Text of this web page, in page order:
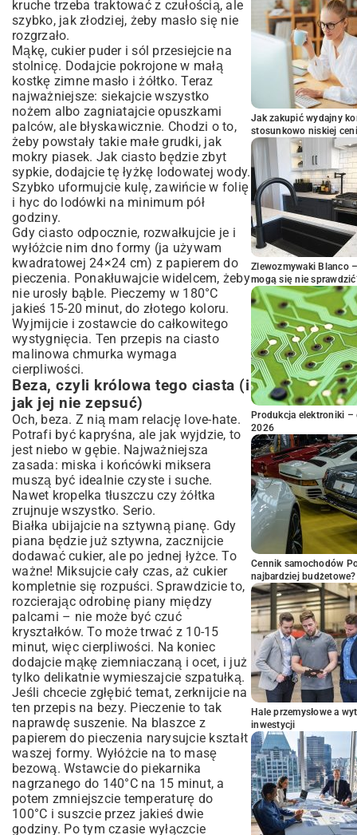
kruche trzeba traktować z czułością, ale
szybko, jak złodziej, żeby masło się nie
rozgrzało.
Mąkę, cukier puder i sól przesiejcie na
stolnicę. Dodajcie pokrojone w małą
kostkę zimne masło i żółtko. Teraz
najważniejsze: siekajcie wszystko
nożem albo zagniatajcie opuszkami
palców, ale błyskawicznie. Chodzi o to,
żeby powstały takie małe grudki, jak
mokry piasek. Jak ciasto będzie zbyt
sypkie, dodajcie tę łyżkę lodowatej wody.
Szybko uformujcie kulę, zawińcie w folię
i hyc do lodówki na minimum pół
godziny.
Gdy ciasto odpocznie, rozwałkujcie je i
wyłóżcie nim dno formy (ja używam
kwadratowej 24×24 cm) z papierem do
pieczenia. Ponakłuwajcie widelcem, żeby
nie urosły bąble. Pieczemy w 180°C
jakieś 15-20 minut, do złotego koloru.
Wyjmijcie i zostawcie do całkowitego
wystygnięcia. Ten przepis na ciasto
malinowa chmurka wymaga
cierpliwości.
Beza, czyli królowa tego ciasta (i
jak jej nie zepsuć)
Och, beza. Z nią mam relację love-hate.
Potrafi być kapryśna, ale jak wyjdzie, to
jest niebo w gębie. Najważniejsza
zasada: miska i końcówki miksera
muszą być idealnie czyste i suche.
Nawet kropelka tłuszczu czy żółtka
zrujnuje wszystko. Serio.
Białka ubijajcie na sztywną pianę. Gdy
piana będzie już sztywna, zacznijcie
dodawać cukier, ale po jednej łyżce. To
ważne! Miksujcie cały czas, aż cukier
kompletnie się rozpuści. Sprawdzicie to,
rozcierając odrobinę piany między
palcami – nie może być czuć
kryształków. To może trwać z 10-15
minut, więc cierpliwości. Na koniec
dodajcie mąkę ziemniaczaną i ocet, i już
tylko delikatnie wymieszajcie szpatułką.
Jeśli chcecie zgłębić temat, zerknijcie na
ten przepis na bezy. Pieczenie to tak
naprawdę suszenie. Na blaszce z
papierem do pieczenia narysujcie kształt
waszej formy. Wyłóżcie na to masę
bezową. Wstawcie do piekarnika
nagrzanego do 140°C na 15 minut, a
potem zmniejszcie temperaturę do
100°C i suszcie przez jakieś dwie
godziny. Po tym czasie wyłączcie
Jak zakupić wydajny
stosunkowo niskiej
Zlewozmywaki Blanco
mogą się nie
Produkcja elektroniki –
2026
Cennik samochodów
najbardziej budżetowe?
Hale przemysłowe a
inwestycji